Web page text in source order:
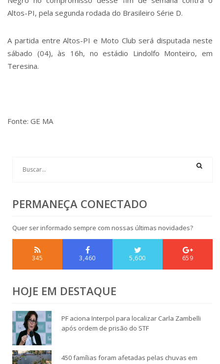
Altos-PI, pela segunda rodada do Brasileiro Série D.
A partida entre Altos-PI e Moto Club será disputada neste
sábado (04), às 16h, no estádio Lindolfo Monteiro, em
Teresina.
Fonte: GE MA
PERMANEÇA CONECTADO
Quer ser informado sempre com nossas últimas novidades?
345 3,460 5,600 659
HOJE EM DESTAQUE
PF aciona Interpol para localizar Carla Zambelli
após ordem de prisão do STF
450 famílias foram afetadas pelas chuvas em